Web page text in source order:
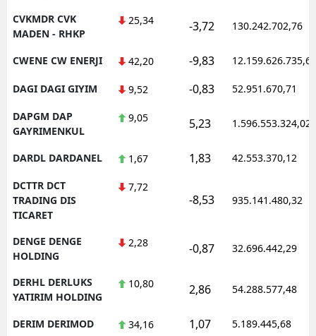
CVKMDR CVK
MADEN - RHKP
25,34 -3,72 130.242.702,76
CWENE CW ENERJI 42,20 -9,83 12.159.626.735,62
DAGI DAGI GIYIM 9,52 -0,83 52.951.670,71
DAPGM DAP
GAYRIMENKUL
9,05 5,23 1.596.553.324,02
DARDL DARDANEL 1,67 1,83 42.553.370,12
DCTTR DCT
TRADING DIS
TICARET
7,72
-8,53 935.141.480,32
DENGE DENGE
HOLDING
2,28 -0,87 32.696.442,29
DERHL DERLUKS
YATIRIM HOLDING
10,80 2,86 54.288.577,48
DERIM DERIMOD 34,16 1,07 5.189.445,68